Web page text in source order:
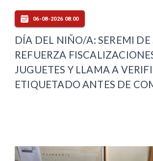
06-08-2026 08:00
DÍA DEL NIÑO/A: SEREMI DE
REFUERZA
JUGUETES Y LLAMA A
ETIQUETADO ANTES DE